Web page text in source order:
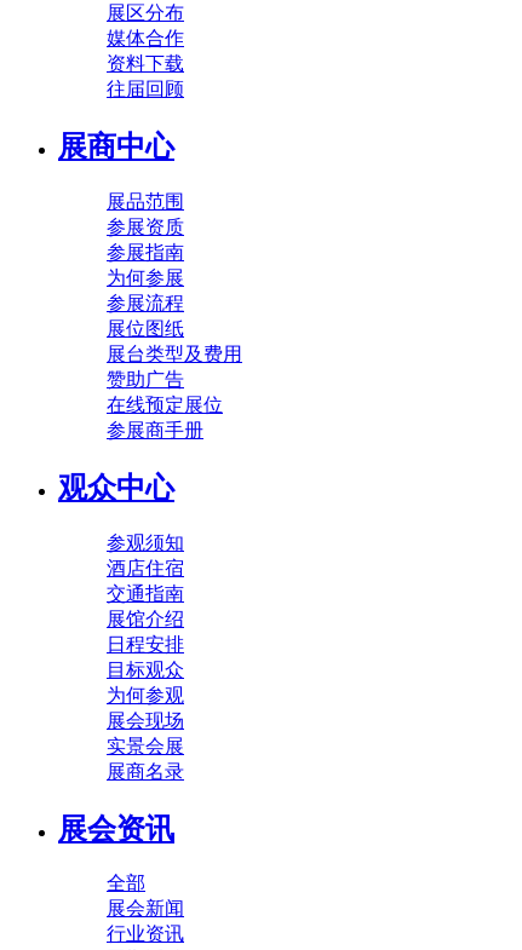
展区分布
媒体合作
资料下载
往届回顾
展商中心
展品范围
参展资质
参展指南
为何参展
参展流程
展位图纸
展台类型及费用
赞助广告
在线预定展位
参展商手册
观众中心
参观须知
酒店住宿
交通指南
展馆介绍
日程安排
目标观众
为何参观
展会现场
实景会展
展商名录
展会资讯
全部
展会新闻
行业资讯